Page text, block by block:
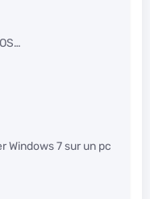
Windows 7 sur un pc